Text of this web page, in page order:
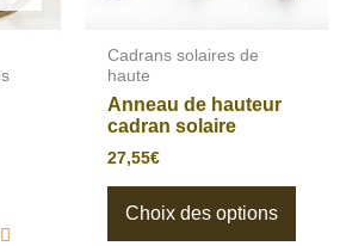
Cadrans solaires de
haute
Anneau de hauteur
cadran solaire
27,55€
Choix des options